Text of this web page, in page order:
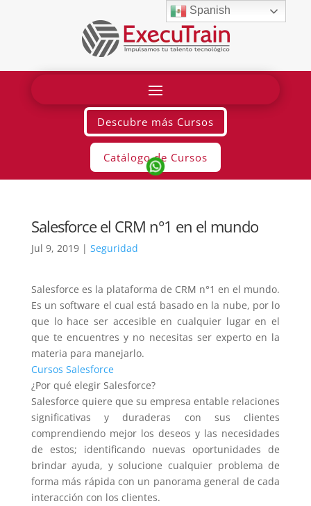
Descubre más Cursos
Catálogo de Cursos
Salesforce el CRM n°1 en el mundo
Jul 9, 2019| Seguridad
Salesforce es la plataforma de CRM n°1 en el mundo.
Es un software el cual está basado en la nube, por lo
que lo hace ser accesible en cualquier lugar en el
que te encuentres y no necesitas ser experto en la
materia para manejarlo.
Cursos Salesforce
¿Por qué elegir Salesforce?
Salesforce quiere que su empresa entable relaciones
significativas y duraderas con sus clientes
comprendiendo mejor los deseos y las necesidades
de estos; identificando nuevas oportunidades de
brindar ayuda, y solucione cualquier problema de
forma más rápida con un panorama general de cada
interacción con los clientes.
Spanish